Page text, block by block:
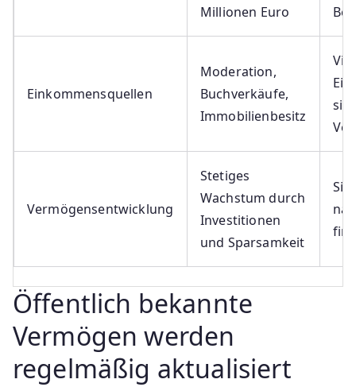
Millionen Euro
Einkommensquellen
Moderation,
Buchverkäufe,
Immobilienbesitz
Vermögensentwicklung
Stetiges
Wachstum durch
Investitionen
und Sparsamkeit
Öffentlich bekannte
Vermögen werden
regelmäßig aktualisiert